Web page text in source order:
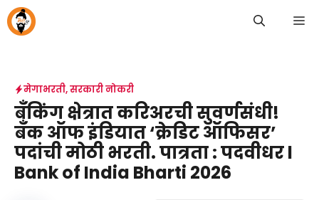
Skip
to
content
मेगाभरती,सरकारी नोकरी
बँकिंग क्षेत्रात करिअरची सुवर्णसंधी!
बँक ऑफ इंडियात ‘क्रेडिट ऑफिसर’
पदांची मोठी भरती. पात्रता : पदवीधर l
Bank of India Bharti 2026